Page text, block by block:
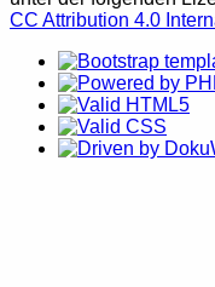
CC Attribution 4.0